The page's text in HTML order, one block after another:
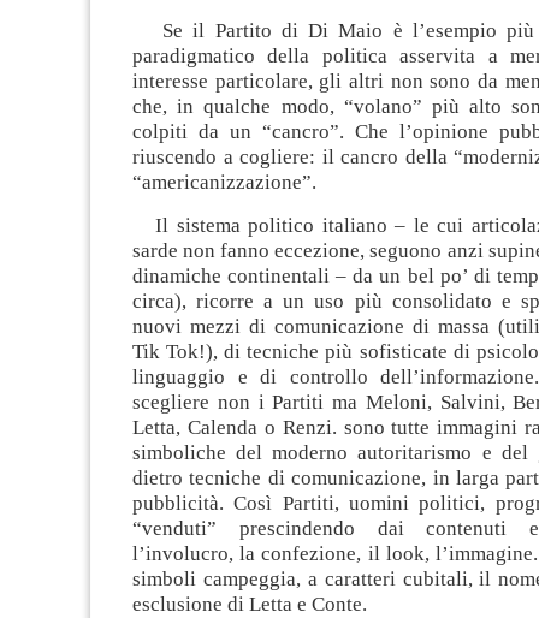
Se il Partito di Di Maio è l’esempio più
paradigmatico della politica asservita a
interesse particolare, gli altri non sono da
che, in qualche modo, “volano” più alto
colpiti da un “cancro”. Che l’opinione
riuscendo a cogliere: il cancro della
“americanizzazione”.
Il sistema politico italiano – le cui
sarde non fanno eccezione, seguono anzi
dinamiche continentali – da un bel po’ di
circa), ricorre a un uso più consolidato e
nuovi mezzi di comunicazione di massa
Tik Tok!), di tecniche più sofisticate di
linguaggio e di controllo
scegliere non i Partiti ma Meloni, Salvini,
Letta, Calenda o Renzi. sono tutte immagini
simboliche del moderno autoritarismo e del
dietro tecniche di comunicazione, in larga
pubblicità. Così Partiti, uomini politici,
“venduti” prescindendo dai contenuti
l’involucro, la confezione, il look,
simboli campeggia, a caratteri cubitali, il
esclusione di Letta e Conte.